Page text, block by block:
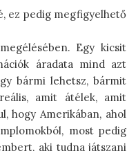
ez pedig megfigyelhető
Egy kicsit
áradata mind azt
bármi lehetsz, bármit
amit átélek, amit
hogy Amerikában, ahol
most pedig
aki tudna játszani